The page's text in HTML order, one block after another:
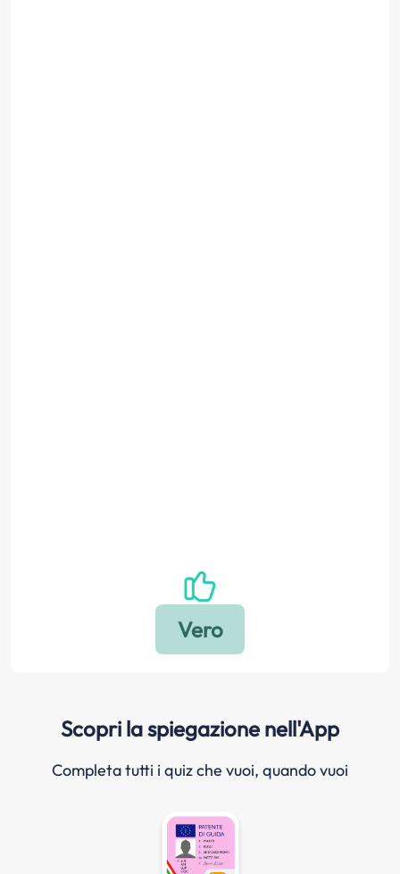
Scopri la spiegazione nell'App
Completa tutti i quiz che vuoi, quando vuoi